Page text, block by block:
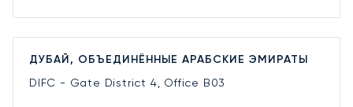
ДУБАЙ, ОБЪЕДИНЁННЫЕ АРАБСКИЕ ЭМИРАТЫ
DIFC - Gate District 4, Office B03